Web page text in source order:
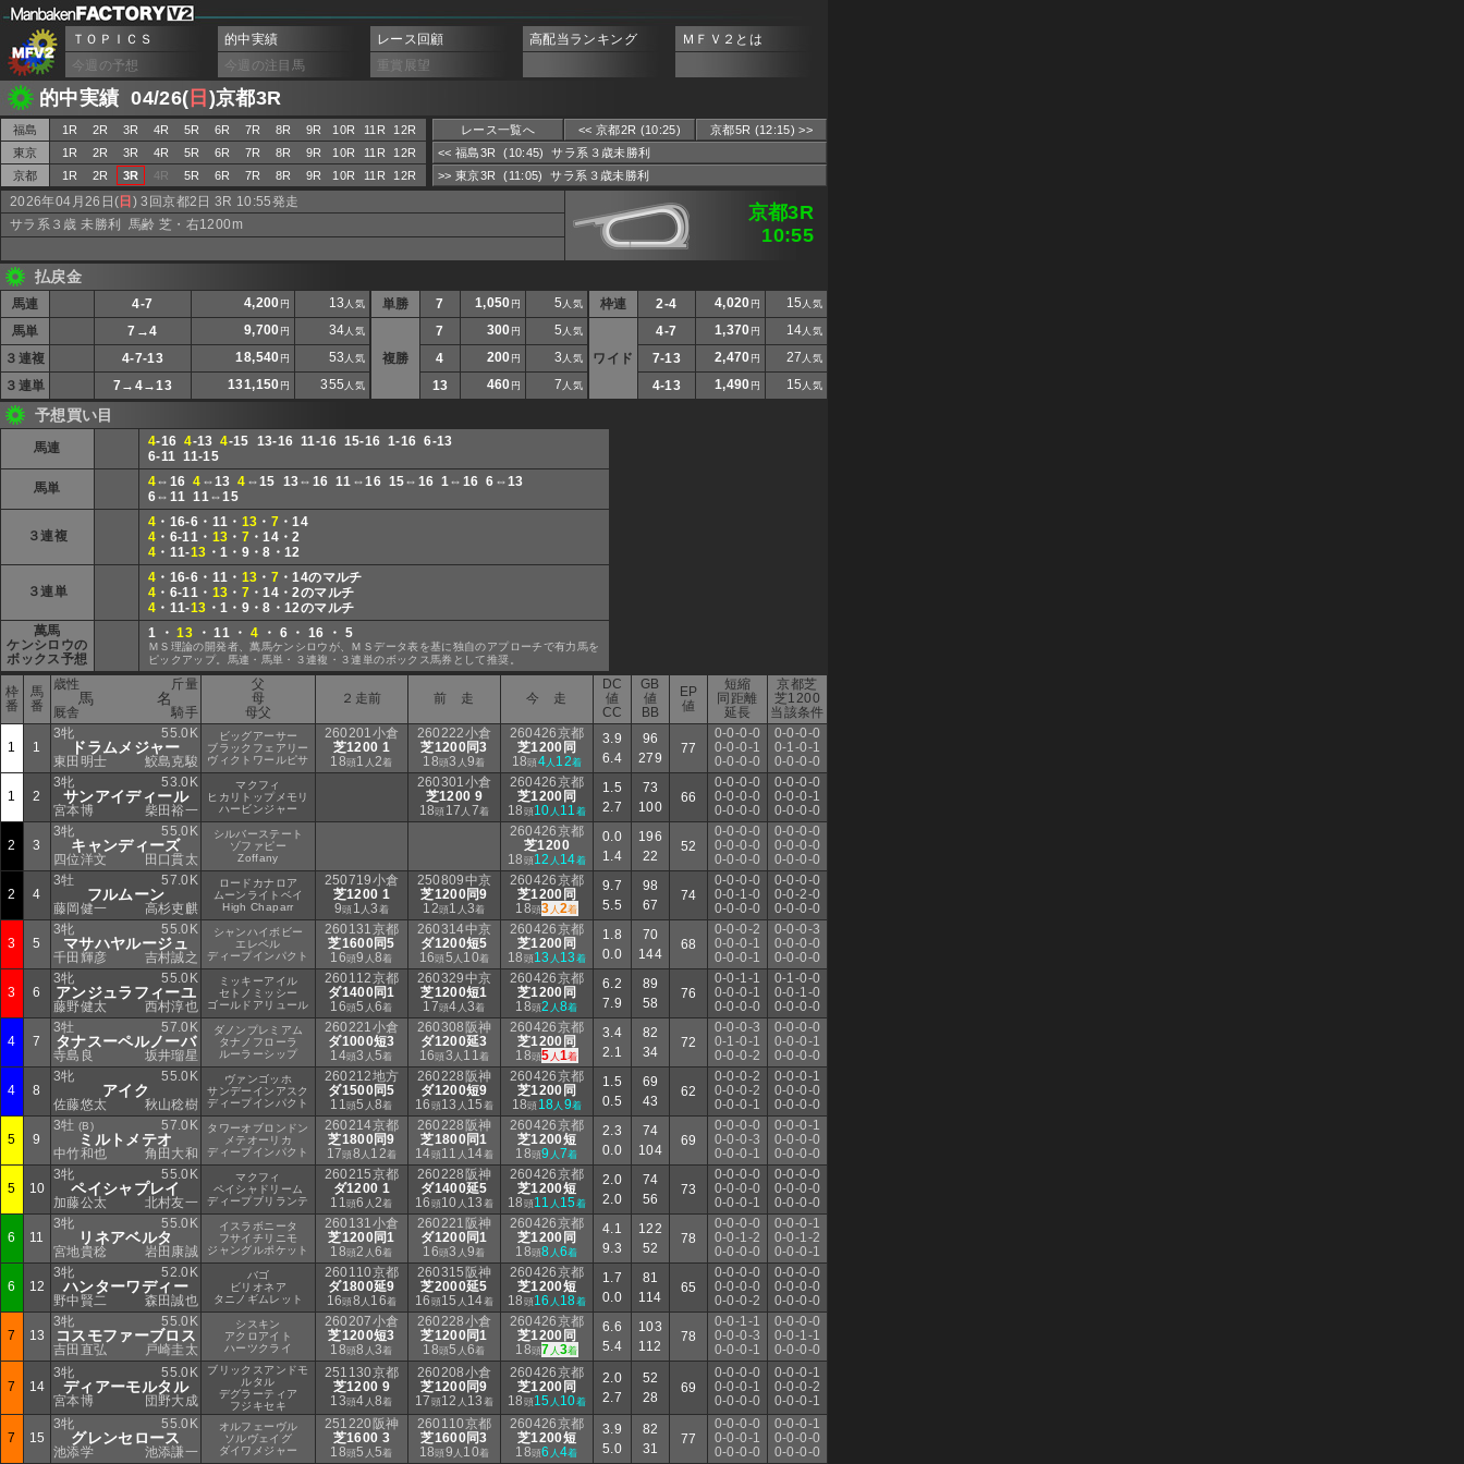
ＴＯＰＩＣＳ 的中実績 レース回顧 高配当ランキング
ＭＦＶ２とは
今週の予想
今週の注目馬 重賞展望
的中実績 04/26( 日 )京都3R
福島 1R 2R 3R 4R 5R 6R 7R 8R 9R 10R 11R
12R
東京
1R 2R 3R 4R 5R 6R 7R 8R 9R 10R 11R
12R
京都
1R 2R 3R 4R 5R 6R 7R 8R 9R 10R 11R 12R
レース一覧へ << 京都2R (10:25)
京都5R (12:15) >>
<< 福島3R (10:45) サラ系３歳未勝利
>> 東京3R (11:05) サラ系３歳未勝利
2026年04月26日( 日 ) 3回京都2日 3R 10:55発走
京都3R
10:55
サラ系３歳 未勝利 馬齢 芝・右1200m
払戻金
馬連 4-7 4,200 円 13 人気
馬単 7→4 9,700 円 34人気
３連複 4-7-13 18,540 円 53 人気
３連単 7→4→13 131,150 円 355 人気
単勝 7 1,050 円 5 人気
複勝
7 300 円 5 人気
4 200 円 3 人気
13 460 円 7 人気
枠連 2-4 4,020 円 15 人気
ワイド
4-7 1,370 円 14人気
7-13 2,470 円 27 人気
4-13 1,490 円 15 人気
予想買い目
馬連 4-164-134-15 13-16 11-16 15-16 1-16 6-13
6-11 11-15
馬単 4⇔164 ⇔134 ⇔15 13⇔16 11⇔16 15⇔16 1⇔16 6⇔13
6⇔11 11⇔15
３連複
4 ・16-6・11・ 13 ・ 7 ・14
4 ・6-11・ 13 ・ 7 ・14・2
4 ・11-13 ・1・9・8・12
３連単
4 ・16-6・11・ 13 ・ 7 ・14のマルチ
4 ・6-11・ 13 ・ 7 ・14・2のマルチ
4 ・11-13 ・1・9・8・12のマルチ
萬馬
ケンシロウの
ボックス予想
1 ・13 ・ 11 ・4 ・ 6 ・ 16 ・ 5
ＭＳ理論の開発者、萬馬ケンシロウが、ＭＳデータ表を基に独自のアプローチで有力馬を
ピックアップ。馬連・馬単・３連複・３連単のボックス馬券として推奨。
枠
番
馬
番
斤量
歳性
馬 名
厩舎 騎手
父
母
母父
２走前 前 走 今 走
DC
値
CC
GB
値
BB
EP
値
短縮
同距離
延長
京都芝
芝1200
当該条件
1 1
55.0K
3牝
ドラムメジャー
東田明士 鮫島克駿
ビッグアーサー
ブラックフェアリー
ヴィクトワールピサ
260201小倉
芝1200 1
18頭1 人2着
260222小倉
芝1200同3
18頭3 人9着
260426京都
芝1200同
18頭4人 12着
3.9
6.4
96
279
77
0-0-0-0
0-0-0-1
0-0-0-0
0-0-0-0
0-1-0-1
0-0-0-0
1 2
53.0K
3牝
サンアイディール
宮本博 柴田裕一
マクフィ
ヒカリトップメモリ
ハービンジャー
260301小倉
芝1200 9
18頭 17 人 7着
260426京都
芝1200同
18 頭10 人 11 着
1.5
2.7
73
100
66
0-0-0-0
0-0-0-0
0-0-0-0
0-0-0-0
0-0-0-1
0-0-0-0
2 3
55.0K
3牝
キャンディーズ
四位洋文 田口貫太
シルバーステート
ゾファピー
Zoffany
260426京都
芝1200
18 頭12 人 14着
0.0
1.4
196
22
52
0-0-0-0
0-0-0-0
0-0-0-0
0-0-0-0
0-0-0-0
0-0-0-0
2 4
57.0K
3牡
フルムーン
藤岡健一 高杉吏麒
ロードカナロア
ムーンライトベイ
High Chaparr
250719小倉
芝1200 1
9頭 1 人3 着
250809中京
芝1200同9
12頭1 人3着
260426京都
芝1200同
18頭3 人2着
9.7
5.5
98
67
74
0-0-0-0
0-0-1-0
0-0-0-0
0-0-0-0
0-0-2-0
0-0-0-0
3 5
55.0K
3牝
マサハヤルージュ
千田輝彦 吉村誠之
シャンハイボビー
エレベル
ディープインパクト
260131京都
芝1600同5
16頭9 人8着
260314中京
ダ1200短5
16頭5 人 10着
260426京都
芝1200同
18 頭13 人 13 着
1.8
0.0
70
144
68
0-0-0-2
0-0-0-1
0-0-0-1
0-0-0-3
0-0-0-0
0-0-0-0
3 6
55.0K
3牝
アンジュラフィーユ
藤野健太 西村淳也
ミッキーアイル
セトノミッシー
ゴールドアリュール
260112京都
ダ1400同1
16頭5 人6着
260329中京
芝1200短1
17頭4 人3着
260426京都
芝1200同
18頭2 人8着
6.2
7.9
89
58
76
0-0-1-1
0-0-0-1
0-0-0-0
0-1-0-0
0-0-1-0
0-0-0-0
4 7
57.0K
3牡
タナスーペルノーバ
寺島良 坂井瑠星
ダノンプレミアム
タナノフローラ
ルーラーシップ
260221小倉
ダ1000短3
14頭3 人5着
260308阪神
ダ1200延3
16頭3 人 11着
260426京都
芝1200同
18頭5 人1着
3.4
2.1
82
34
72
0-0-0-3
0-1-0-1
0-0-0-2
0-0-0-0
0-0-0-1
0-0-0-0
4 8
55.0K
3牝
アイク
佐藤悠太 秋山稔樹
ヴァンゴッホ
サンデーインアスク
ディープインパクト
260212地方
ダ1500同5
11頭5 人8着
260228阪神
ダ1200短9
16 頭13 人 15 着
260426京都
芝1200同
18頭 18 人 9着
1.5
0.5
69
43
62
0-0-0-2
0-0-0-2
0-0-0-1
0-0-0-1
0-0-0-0
0-0-0-0
5 9
57.0K
3牡 (B)
ミルトメテオ
中竹和也 角田大和
タワーオブロンドン
メテオーリカ
ディープインパクト
260214京都
芝1800同9
17頭8 人 12着
260228阪神
芝1800同1
14頭11 人 14着
260426京都
芝1200短
18頭9 人7着
2.3
0.0
74
104
69
0-0-0-0
0-0-0-3
0-0-0-1
0-0-0-1
0-0-0-0
0-0-0-0
5 10
55.0K
3牝
ペイシャプレイ
加藤公太 北村友一
マクフィ
ペイシャドリーム
ディープブリランテ
260215京都
ダ1200 1
11頭6 人2着
260228阪神
ダ1400延5
16 頭10 人 13 着
260426京都
芝1200短
18 頭11 人 15 着
2.0
2.0
74
56
73
0-0-0-0
0-0-0-0
0-0-0-1
0-0-0-0
0-0-0-0
0-0-0-0
6 11
55.0K
3牝
リネアベルタ
宮地貴稔 岩田康誠
イスラボニータ
フサイチリニモ
ジャングルポケット
260131小倉
芝1200同1
18頭2 人6着
260221阪神
ダ1200同1
16頭3 人9着
260426京都
芝1200同
18頭8 人6着
4.1
9.3
122
52
78
0-0-0-0
0-0-1-2
0-0-0-0
0-0-0-1
0-0-1-2
0-0-0-1
6 12
52.0K
3牝
ハンターワディー
野中賢二 森田誠也
バゴ
ビリオネア
タニノギムレット
260110京都
ダ1800延9
16頭8 人 16着
260315阪神
芝2000延5
16 頭15 人 14着
260426京都
芝1200短
18 頭16 人 18 着
1.7
0.0
81
114
65
0-0-0-0
0-0-0-0
0-0-0-2
0-0-0-0
0-0-0-0
0-0-0-0
7 13
55.0K
3牝
コスモファーブロス
吉田直弘 戸崎圭太
シスキン
アクロアイト
ハーツクライ
260207小倉
芝1200短3
18頭8 人3着
260228小倉
芝1200同1
18頭5 人6着
260426京都
芝1200同
18頭7 人3着
6.6
5.4
103
112
78
0-0-1-1
0-0-0-3
0-0-0-1
0-0-0-0
0-0-1-1
0-0-0-0
7 14
55.0K
3牝
ディアーモルタル
宮本博 団野大成
ブリックスアンドモ
ルタル
デグラーティア
フジキセキ
251130京都
芝1200 9
13頭4 人8着
260208小倉
芝1200同9
17 頭12 人 13 着
260426京都
芝1200同
18 頭15 人 10着
2.0
2.7
52
28
69
0-0-0-0
0-0-0-1
0-0-0-0
0-0-0-1
0-0-0-2
0-0-0-1
7 15
55.0K
3牝
グレンセロース
池添学 池添謙一
オルフェーヴル
ソルヴェイグ
ダイワメジャー
251220阪神
芝1600 3
18頭5 人5着
260110京都
芝1600同3
18頭9 人 10着
260426京都
芝1200短
18頭6 人4着
3.9
5.0
82
31
77
0-0-0-0
0-0-0-1
0-0-0-0
0-0-0-1
0-0-0-0
0-0-0-0